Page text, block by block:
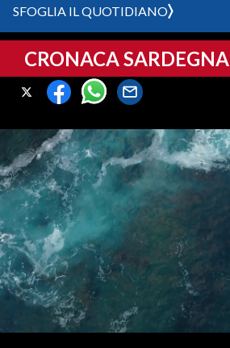
CRONACA SARDEGNA
CAGLIARI
SULCIS IGLESIENTE
MEDIO CAMPIDANO
ORISTANO E PROVINCIA
SASSARI E PROVINCIA
GALLURA
NUORO E PROVINCIA
OGLIASTRA
AGENDA
SFOGLIA IL QUOTIDIANO
CRONACA SARDEGNA